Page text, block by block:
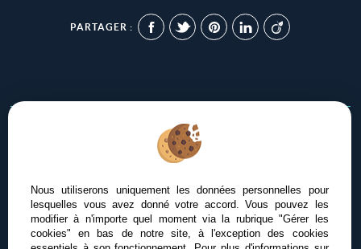
PARTAGER :
Afin de vous offrir un confort de lecture permanent, depuis
s’adapte automatiquement aux différents types d'écrans
Nous utiliserons uniquement les données personnelles pour
lesquelles vous avez donné votre accord. Vous pouvez les
modifier à n'importe quel moment via la rubrique "Gérer les
cookies" en bas de notre site, à l'exception des cookies